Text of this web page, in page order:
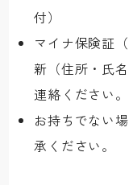
付）
マイナ保険証
新（住所・氏
連絡ください。
お持ちでない
承ください。